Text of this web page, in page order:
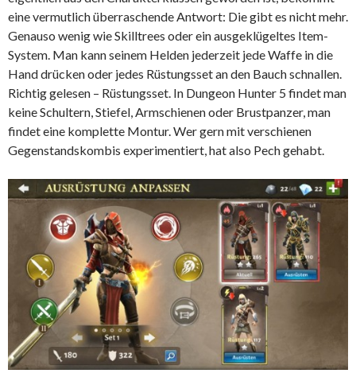
eine vermutlich überraschende Antwort: Die gibt es nicht mehr.
Genauso wenig wie Skilltrees oder ein ausgeklügeltes Item-
System. Man kann seinem Helden jederzeit jede Waffe in die
Hand drücken oder jedes Rüstungsset an den Bauch schnallen.
Richtig gelesen – Rüstungsset. In Dungeon Hunter 5 findet man
keine Schultern, Stiefel, Armschienen oder Brustpanzer, man
findet eine komplette Montur. Wer gern mit verschienen
Gegenstandskombis experimentiert, hat also Pech gehabt.